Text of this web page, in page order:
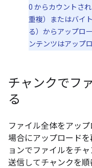
0 からカウントさ
重複）またはバイ
る）からアップロ
ンテンツはアップ
チャンクでフ
る
ファイル全体をアッ
場合にアップロード
ョンでファイルをチ
送信してチャンクを